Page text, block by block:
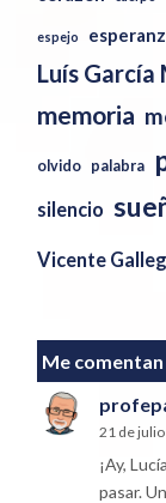
espejo
Luís
memoria
olvido palabra
silencio
Vicente
Me comentan
21 de
¡Ay,
pasar.